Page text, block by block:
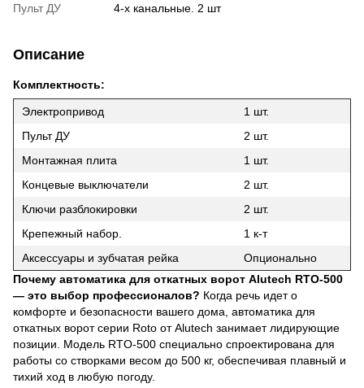
Пульт ДУ 4-х канальные. 2 шт
Описание
Комплектность:
Электропривод
1 шт.
Пульт ДУ
2 шт.
Монтажная плита
1 шт.
Концевые выключатели
2 шт.
Ключи разблокировки
2 шт.
Крепежный набор.
1 к-т
Аксессуары и зубчатая рейка
Опционально
Почему автоматика для откатных ворот Alutech RTO-500
— это выбор профессионалов? Когда речь идет о
комфорте и безопасности вашего дома, автоматика для
откатных ворот серии Roto от Alutech занимает лидирующие
позиции. Модель RTO-500 специально спроектирована для
работы со створками весом до 500 кг, обеспечивая плавный и
тихий ход в любую погоду.